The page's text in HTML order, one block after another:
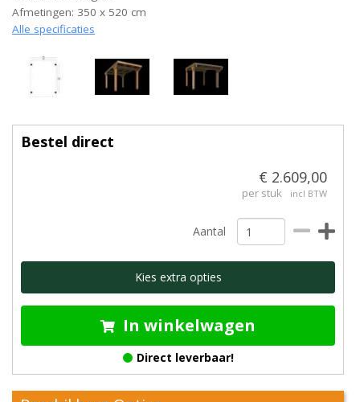
Afmetingen: 350 x 520 cm
Alle specificaties
Bestel direct
€ 2.609,00
per stuk incl BTW
Aantal
Kies extra opties
In winkelwagen
Direct leverbaar!